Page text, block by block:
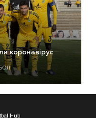
коронавірус